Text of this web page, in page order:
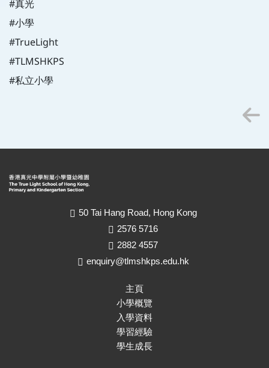
#真光
#小學
#TrueLight
#TLMSHKPS
#私立小學
50 Tai Hang Road, Hong Kong
2576 5716
2882 4557
enquiry@tlmshkps.edu.hk
主頁
小學概覽
入學資料
學習經驗
學生成長